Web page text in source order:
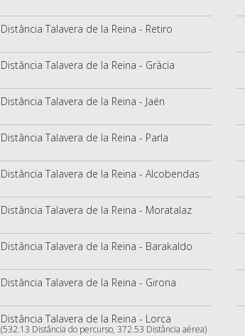
Distância Talavera de la Reina - Retiro
Distância Talavera de la Reina - Gràcia
Distância Talavera de la Reina - Jaén
Distância Talavera de la Reina - Parla
Distância Talavera de la Reina - Alcobendas
Distância Talavera de la Reina - Moratalaz
Distância Talavera de la Reina - Barakaldo
Distância Talavera de la Reina - Girona
Distância Talavera de la Reina - Lorca
(532.13 Distância do percurso, 372.53 Distância aérea)